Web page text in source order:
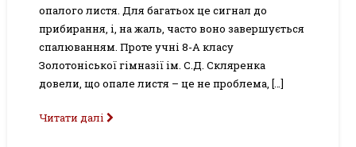
опалого листя. Для багатьох це сигнал до
прибирання, і, на жаль, часто воно завершується
спалюванням. Проте учні 8-А класу
Золотоніської гімназії ім. С.Д. Скляренка
довели, що опале листя – це не проблема, […]
Читати далі